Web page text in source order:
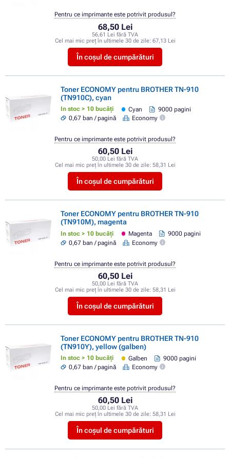
68,50 Lei
56,61 Lei fără TVA
Cel mai mic preț în ultimele 30 de zile: 67,13 Lei
În coșul de cumpărături
Pentru ce imprimante este potrivit produsul?
Toner ECONOMY pentru BROTHER TN-910
(TN910C), cyan
In stoc > 10 bucăți Cyan
9000 pagini
0,67 ban / pagină
Economy
60,50 Lei
50,00 Lei fără TVA
Cel mai mic preț în ultimele 30 de zile: 58,31 Lei
În coșul de cumpărături
Pentru ce imprimante este potrivit produsul?
Toner ECONOMY pentru BROTHER TN-910
(TN910M), magenta
In stoc > 10 bucăți Magenta
9000 pagini
0,67 ban / pagină
Economy
60,50 Lei
50,00 Lei fără TVA
Cel mai mic preț în ultimele 30 de zile: 58,31 Lei
În coșul de cumpărături
Pentru ce imprimante este potrivit produsul?
Toner ECONOMY pentru BROTHER TN-910
(TN910Y), yellow (galben)
In stoc > 10 bucăți Galben
9000 pagini
0,67 ban / pagină
Economy
60,50 Lei
50,00 Lei fără TVA
Cel mai mic preț în ultimele 30 de zile: 58,31 Lei
În coșul de cumpărături
Pentru ce imprimante este potrivit produsul?